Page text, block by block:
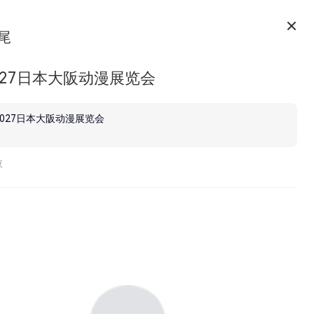
日本大阪动漫展览会
日本大阪动漫展览会